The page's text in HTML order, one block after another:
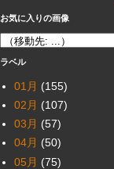
お気に入りの画像
ラベル
01月 (155)
02月 (107)
03月 (57)
04月 (50)
05月 (75)